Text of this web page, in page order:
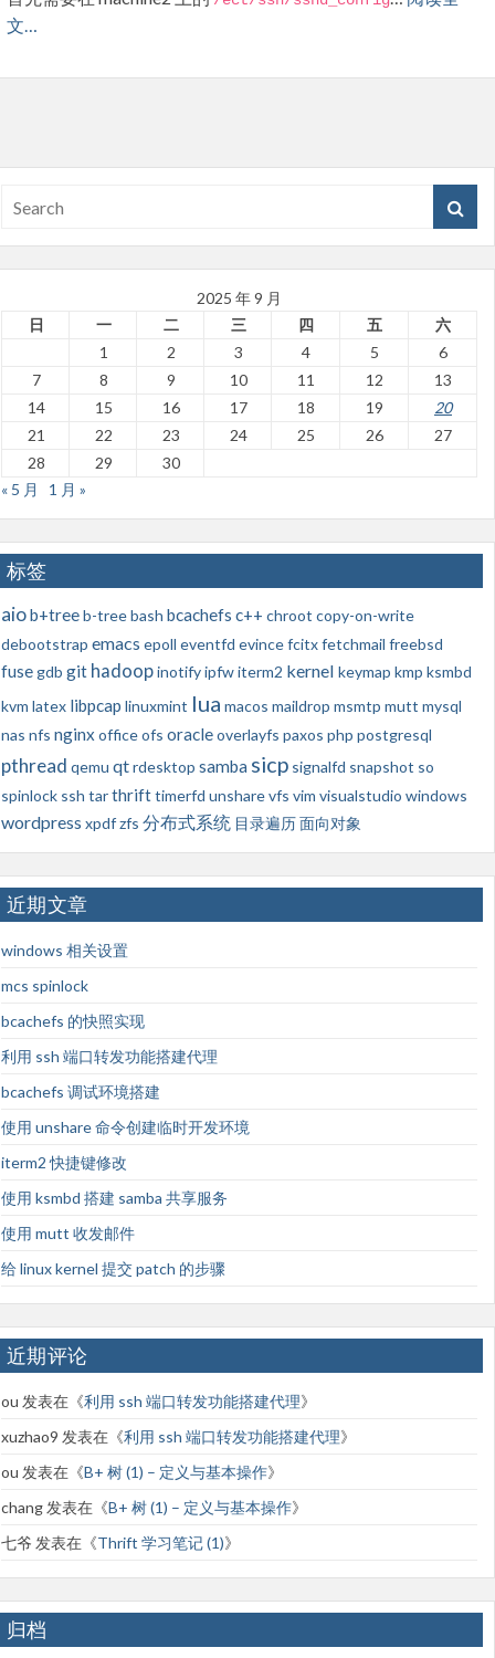
文…
2025 年 9 月
日
一 二 三 四 五
六
1
2 3 4 5
6
7
8 9 10 11 12
13
14
15 16 17 18 19
20
21
22 23 24 25 26
27
28
29
30
« 5 月
1 月 »
标签
aiob+treeb-treebash bcachefs c++ chroot copy-on-write
debootstrap emacs epoll eventfd evincefcitxfetchmail freebsd
fuse gdb git hadoopinotifyipfwiterm2 kernel keymap kmp ksmbd
kvm latex libpcap linuxmint lua macos maildrop msmtp mutt mysql
nas nfs nginx officeofs oracleoverlayfs paxos php postgresql
pthread qemu qtrdesktop samba sicp signalfd snapshot so
spinlock ssh tarthrifttimerfd unsharevfs vim visualstudio windows
wordpress xpdfzfs 分布式系统 目录遍历面向对象
近期文章
windows 相关设置
mcs spinlock
bcachefs 的快照实现
利用 ssh 端口转发功能搭建代理
bcachefs 调试环境搭建
使用 unshare 命令创建临时开发环境
iterm2 快捷键修改
使用 ksmbd 搭建 samba 共享服务
使用 mutt 收发邮件
给 linux kernel 提交 patch 的步骤
近期评论
ou 发表在《利用 ssh 端口转发功能搭建代理》
xuzhao9 发表在《利用 ssh 端口转发功能搭建代理》
ou 发表在《B+ 树 (1) – 定义与基本操作》
chang 发表在《B+ 树 (1) – 定义与基本操作》
七爷 发表在《Thrift 学习笔记 (1)》
归档